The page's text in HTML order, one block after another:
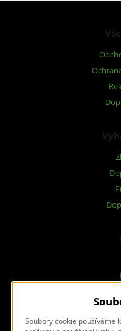
Soubory cookie používáme